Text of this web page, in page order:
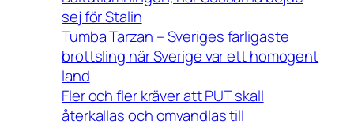
sej för Stalin
Tumba Tarzan – Sveriges farligaste
brottsling när Sverige var ett homogent
land
Fler och fler kräver att PUT skall
återkallas och omvandlas till